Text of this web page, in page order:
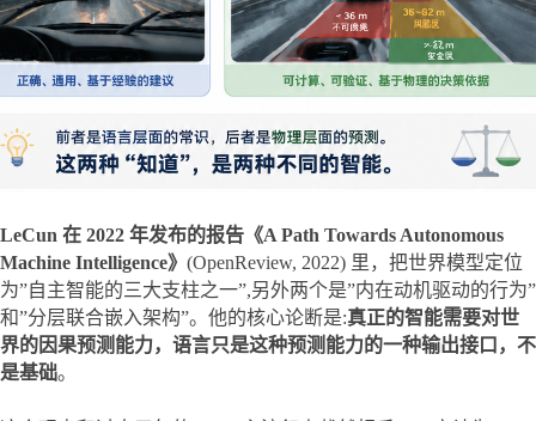
LeCun 在 2022 年发布的报告《A Path Towards Autonomous
Machine Intelligence》 (OpenReview, 2022) 里，把世界模型定位
为”自主智能的三大支柱之一”,另外两个是”内在动机驱动的行为”
和”分层联合嵌入架构”。他的核心论断是:真正的智能需要对世
界的因果预测能力，语言只是这种预测能力的一种输出接口，不
是基础。